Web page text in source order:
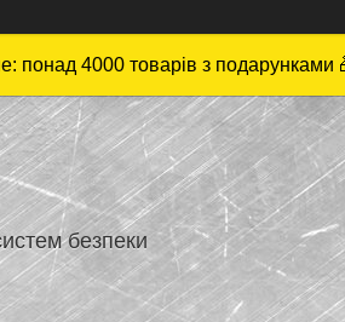
понад 4000 товарів з подарунками
безпеки